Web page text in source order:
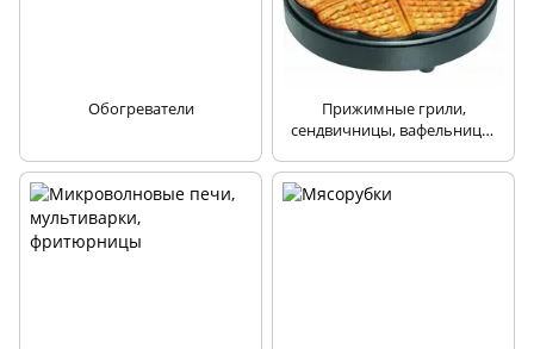
Обогреватели
Прижимные грили,
сендвичницы, вафельницы,